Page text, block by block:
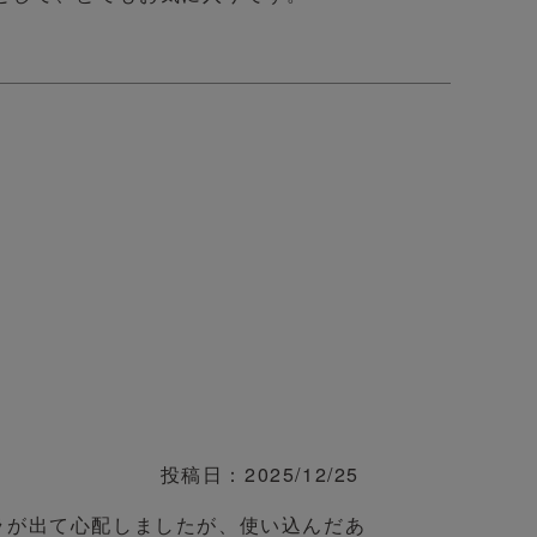
投稿日
2025/12/25
出て心配しましたが、使い込んだあ